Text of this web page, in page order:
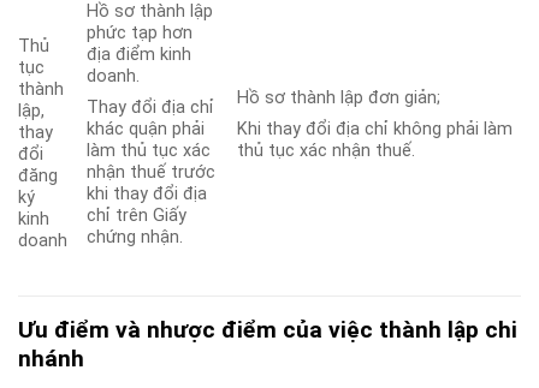
Thủ
tục
thành
lập,
thay
đổi
đăng
ký
kinh
doanh
Hồ sơ thành lập
phức tạp hơn
địa điểm kinh
doanh.
Thay đổi địa chỉ
khác quận phải
làm thủ tục xác
nhận thuế trước
khi thay đổi địa
chỉ trên Giấy
chứng nhận.
Hồ sơ thành lập đơn giản;
Khi thay đổi địa chỉ không phải làm
thủ tục xác nhận thuế.
Ưu điểm và nhược điểm của việc thành lập chi
nhánh